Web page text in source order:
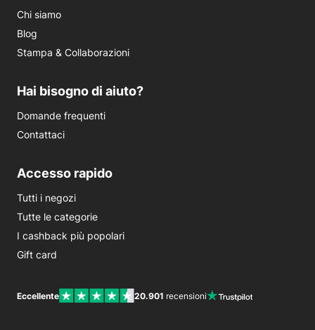
Chi siamo
Blog
Stampa & Collaborazioni
Hai bisogno di aiuto?
Domande frequenti
Contattaci
Accesso rapido
Tutti i negozi
Tutte le categorie
I cashback più popolari
Gift card
Eccellente 20.901 recensioni